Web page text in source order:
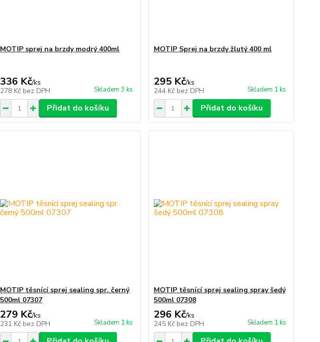
MOTIP sprej na brzdy modrý 400ml
336 Kč/ks
278 Kč bez DPH Skladem 3 ks
Přidat do košíku
MOTIP Sprej na brzdy žlutý 400 ml
295 Kč/ks
244 Kč bez DPH Skladem 1 ks
Přidat do košíku
MOTIP těsnící sprej sealing spr. černý
500ml 07307
279 Kč/ks
231 Kč bez DPH Skladem 1 ks
MOTIP těsnící sprej sealing spray šedý
500ml 07308
296 Kč/ks
245 Kč bez DPH Skladem 1 ks